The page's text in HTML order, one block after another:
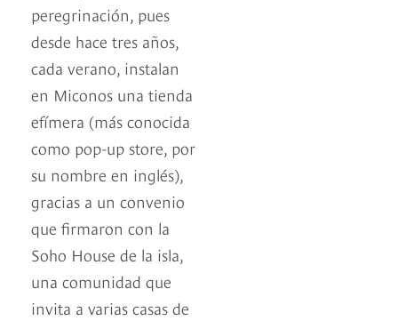
peregrinación, pues
desde hace tres años,
cada verano, instalan
en Miconos una tienda
efímera (más conocida
como pop-up store, por
su nombre en inglés),
gracias a un convenio
que firmaron con la
Soho House de la isla,
una comunidad que
invita a varias casas de